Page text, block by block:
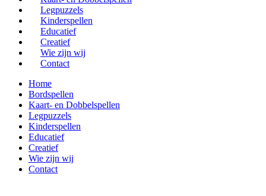
Legpuzzels
Kinderspellen
Educatief
Creatief
Wie zijn wij
Contact
Home
Bordspellen
Kaart- en Dobbelspellen
Legpuzzels
Kinderspellen
Educatief
Creatief
Wie zijn wij
Contact